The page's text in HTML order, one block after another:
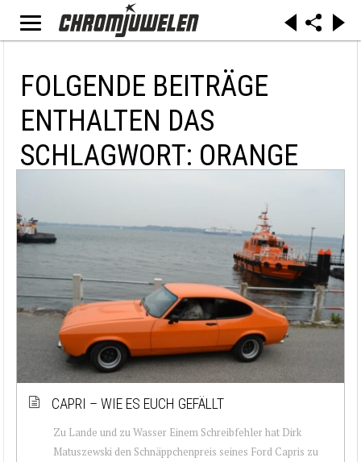
FOLGENDE BEITRÄGE
ENTHALTEN DAS
SCHLAGWORT: ORANGE
CAPRI – WIE ES EUCH GEFÄLLT
Zu Lande und zu Wasser Einem Schreibfehler hat Dirk
Matuszewski den Schnäppchenpreis seines Ford Capris zu